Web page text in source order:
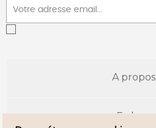
A propos
E-shop